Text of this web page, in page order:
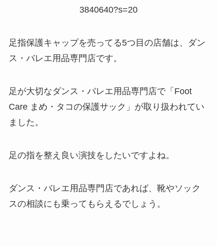
3840640?s=20
足指保護キャップを売ってる5つ目の店舗は、ダン
ス・バレエ用品専門店です。
足が大切なダンス・バレエ用品専門店で「Foot
Care まめ・タコの保護サック」が取り扱われてい
ました。
足の指を整え良い演技をしたいですよね。
ダンス・バレエ用品専門店であれば、靴やソック
スの相談にも乗ってもらえるでしょう。